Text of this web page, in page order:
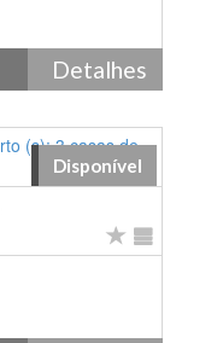
Detalhes
Disponível